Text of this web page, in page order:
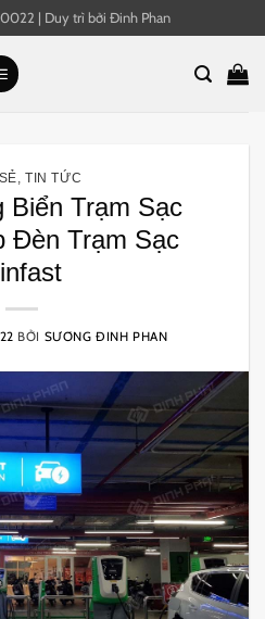
| Duy trì bởi Đinh Phan
,TIN TỨC
Biển Trạm Sạc
Đèn Trạm Sạc
BỞI SƯƠNG ĐINH PHAN